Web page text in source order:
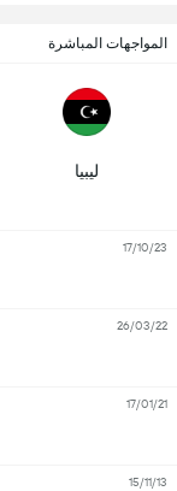
المواجهات المباشرة
ليبيا
17/10/23
26/03/22
17/01/21
15/11/13